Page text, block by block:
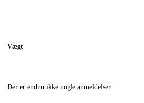
Vægt
Der er endnu ikke nogle anmeldelser.